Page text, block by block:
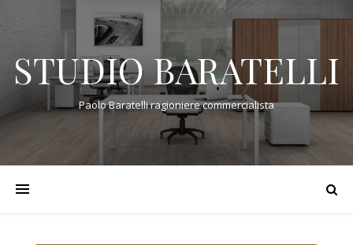
STUDIO BARATELLI
Paolo Baratelli ragioniere commercialista